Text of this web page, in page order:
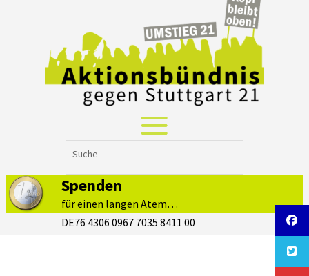
Spenden
für einen langen Atem…
DE76 4306 0967 7035 8411 00